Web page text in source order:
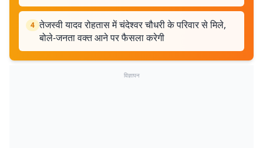
4 तेजस्वी यादव रोहतास में चंदेश्वर चौधरी के परिवार से मिले,
बोले-जनता वक्त आने पर फैसला करेगी
विज्ञापन